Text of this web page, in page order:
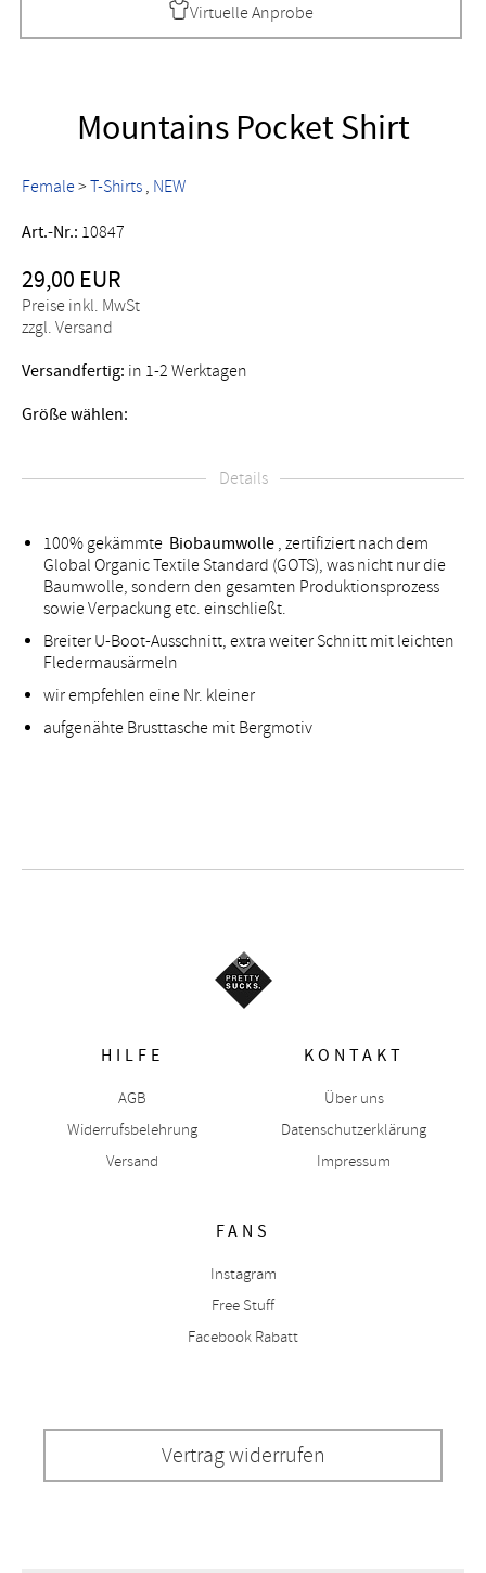
Virtuelle Anprobe
Mountains Pocket Shirt
Female> T-Shirts NEW
Art.-Nr.: 10847
29,00 EUR
Preise inkl. MwSt
zzgl. Versand
Versandfertig: in 1-2 Werktagen
Größe wählen:
Details
100% gekämmte Biobaumwolle , zertifiziert nach dem
Global Organic Textile Standard (GOTS), was nicht nur die
Baumwolle, sondern den gesamten Produktionsprozess
sowie Verpackung etc. einschließt.
Breiter U-Boot-Ausschnitt, extra weiter Schnitt mit leichten
Fledermausärmeln
wir empfehlen eine Nr. kleiner
aufgenähte Brusttasche mit Bergmotiv
HILFE
AGB
Widerrufsbelehrung
Versand
KONTAKT
Über uns
Datenschutzerklärung
Impressum
FANS
Instagram
Free Stuff
Facebook Rabatt
Vertrag widerrufen